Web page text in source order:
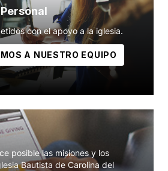
con el apoyo a la iglesia.
A NUESTRO EQUIPO
posible las misiones y los
Bautista de Carolina del